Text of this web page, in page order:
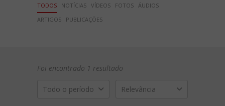
TODOS NOTÍCIAS VÍDEOS FOTOS ÁUDIOS
ARTIGOS
PUBLICAÇÕES
Foi encontrado 1 resultado
Todo o período Relevância